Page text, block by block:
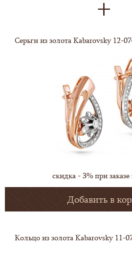
Серьги из золота Kabarovsky 12-
скидка - 3% при
Добавить в
Кольцо из золота Kabarovsky 11-